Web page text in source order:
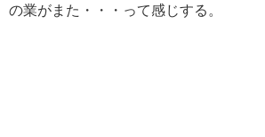
の業がまた・・・って感じする。